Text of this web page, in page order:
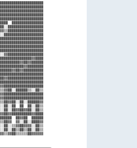
████████████████
██  ██░░██▒▒
██▓▓██  ██████
▓▓░░██░░████▓▓